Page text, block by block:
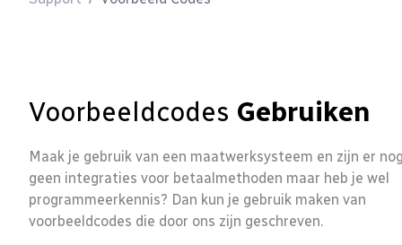
Voorbeeldcodes Gebruiken
Maak je gebruik van een maatwerksysteem en zijn er
geen integraties voor betaalmethoden maar heb je wel
programmeerkennis? Dan kun je gebruik maken van
voorbeeldcodes die door ons zijn geschreven.